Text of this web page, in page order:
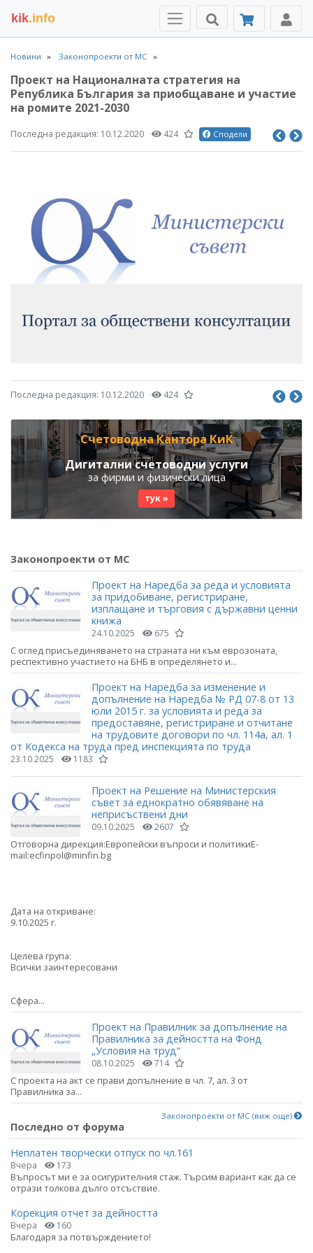
kik.info
Новини Законопроекти от МС
Проект на Националната стратегия на
Република България за приобщаване и участие
на ромите 2021-2030
Последна редакция: 10.12.2020 424 Сподели
Последна редакция: 10.12.2020 424
Счетоводна Кантора КиК
Дигитални счетоводни услуги
за фирми и физически лица
тук »
Законопроекти от МС
Проект на Наредба за реда и условията
за придобиване, регистриране,
изплащане и търговия с държавни ценни
книжа
24.10.2025 675
С оглед присъединяването на страната ни към еврозоната,
респективно участието на БНБ в определянето и...
Проект на Наредба за изменение и
допълнение на Наредба № РД 07-8 от 13
юли 2015 г. за условията и реда за
предоставяне, регистриране и отчитане
на трудовите договори по чл. 114а, ал. 1
от Кодекса на труда пред инспекцията по труда
23.10.2025 1183
Проект на Решение на Министерския
съвет за еднократно обявяване на
неприсъствени дни
09.10.2025 2607
Отговорна дирекция:Европейски въпроси и политикиE-
mail:ecfinpol@minfin.bg
Дата на откриване:
9.10.2025 г.
Целева група:
Всички заинтересовани
Сфера...
Проект на Правилник за допълнение на
Правилника за дейността на Фонд
„Условия на труд“
08.10.2025 714
С проекта на акт се прави допълнение в чл. 7, ал. 3 от
Правилника за...
Законопроекти от МС (виж още)
Последно от форума
Неплатен творчески отпуск по чл.161
Вчера 173
Въпросът ми е за осигурителния стаж. Търсим вариант как да се
отрази толкова дълго отсъствие.
Корекция отчет за дейността
Вчера 160
Благодаря за потвърждението!